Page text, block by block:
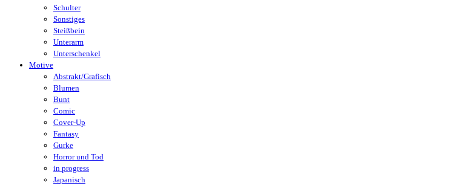
Schulter
Sonstiges
Steißbein
Unterarm
Unterschenkel
Motive
Abstrakt/Grafisch
Blumen
Bunt
Comic
Cover-Up
Fantasy
Gurke
Horror und Tod
in progress
Japanisch